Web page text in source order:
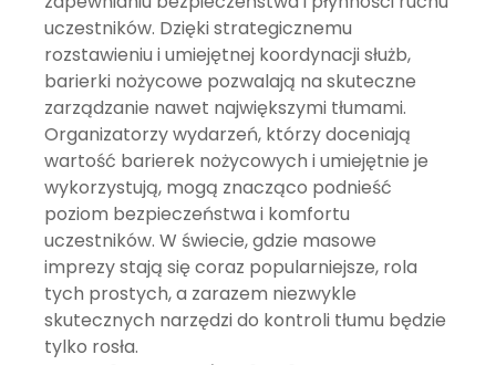
uczestników. Dzięki strategicznemu
rozstawieniu i umiejętnej koordynacji służb,
barierki nożycowe pozwalają na skuteczne
zarządzanie nawet największymi tłumami.
Organizatorzy wydarzeń, którzy doceniają
wartość barierek nożycowych i umiejętnie je
wykorzystują, mogą znacząco podnieść
poziom bezpieczeństwa i komfortu
uczestników. W świecie, gdzie masowe
imprezy stają się coraz popularniejsze, rola
tych prostych, a zarazem niezwykle
skutecznych narzędzi do kontroli tłumu będzie
tylko rosła.